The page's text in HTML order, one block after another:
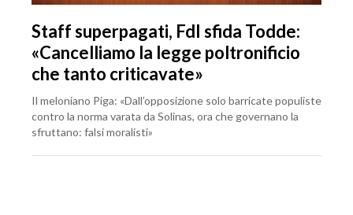
Staff superpagati, FdI sfida Todde:
«Cancelliamo la legge poltronificio
che tanto criticavate»
Il meloniano Piga: «Dall’opposizione solo barricate populiste
contro la norma varata da Solinas, ora che governano la
sfruttano: falsi moralisti»